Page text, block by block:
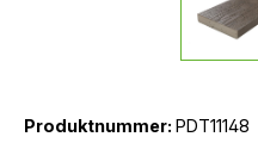
Produktnummer: PDT11148